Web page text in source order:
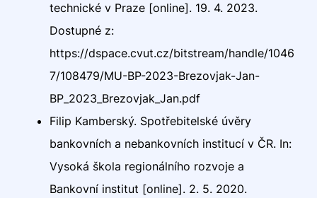
technické v Praze [online]. 19. 4. 2023.
Dostupné z:
https://dspace.cvut.cz/bitstream/handle/1046
7/108479/MU-BP-2023-Brezovjak-Jan-
BP_2023_Brezovjak_Jan.pdf
Filip Kamberský. Spotřebitelské úvěry
bankovních a nebankovních institucí v ČR. In:
Vysoká škola regionálního rozvoje a
Bankovní institut [online]. 2. 5. 2020.